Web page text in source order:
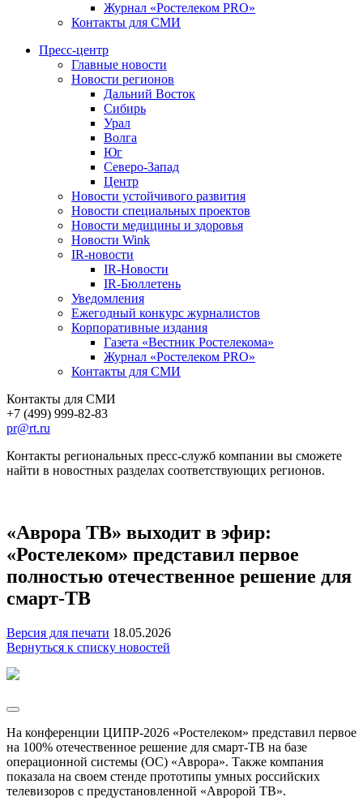
Журнал «Ростелеком PRO»
Контакты для СМИ
Пресс-центр
Главные новости
Новости регионов
Дальний Восток
Сибирь
Урал
Волга
Юг
Северо-Запад
Центр
Новости устойчивого развития
Новости специальных проектов
Новости медицины и здоровья
Новости Wink
IR-новости
IR-Новости
IR-Бюллетень
Уведомления
Ежегодный конкурс журналистов
Корпоративные издания
Газета «Вестник Ростелекома»
Журнал «Ростелеком PRO»
Контакты для СМИ
Контакты для СМИ
+7 (499) 999-82-83
pr@rt.ru
Контакты региональных пресс-служб компании вы сможете
найти в новостных разделах соответствующих регионов.
«Аврора ТВ» выходит в эфир:
«Ростелеком» представил первое
полностью отечественное решение для
смарт-ТВ
Версия для печати 18.05.2026
Вернуться к списку новостей
На конференции ЦИПР-2026 «Ростелеком» представил первое
на 100% отечественное решение для смарт-ТВ на базе
операционной системы (ОС) «Аврора». Также компания
показала на своем стенде прототипы умных российских
телевизоров с предустановленной «Авророй ТВ».